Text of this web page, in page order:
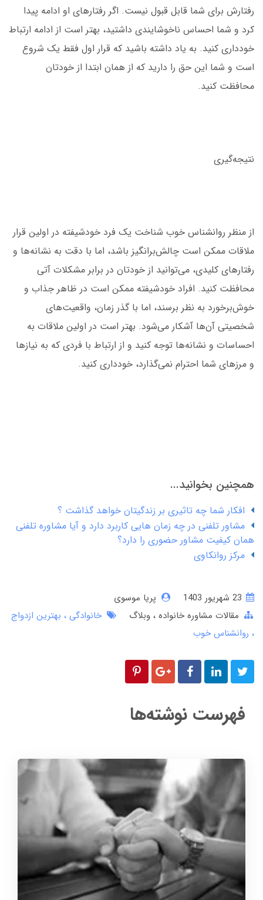
رفتارش برای شما قابل قبول نیست. اگر رفتارهای او ادامه پیدا
کرد و شما احساس ناخوشایندی داشتید، بهتر است از ادامه ارتباط
خودداری کنید. به یاد داشته باشید که قرار اول فقط یک شروع
است و شما این حق را دارید که از همان ابتدا از خودتان
محافظت کنید.
نتیجه‌گیری
از منظر روانشناس خوب شناخت یک فرد خودشیفته در اولین قرار
ملاقات ممکن است چالش‌برانگیز باشد، اما با دقت به نشانه‌ها و
رفتارهای کلیدی، می‌توانید از خودتان در برابر مشکلات آتی
محافظت کنید. افراد خودشیفته ممکن است در ظاهر جذاب و
خوش‌برخورد به نظر برسند، اما با گذر زمان، واقعیت‌های
شخصیتی آن‌ها آشکار می‌شود. بهتر است در اولین ملاقات به
احساسات و نشانه‌ها توجه کنید و از ارتباط با فردی که به نیازها
و مرزهای شما احترام نمی‌گذارد، خودداری کنید.
همچنین بخوانید...
افکار شما چه تاثیری بر زندگیتان خواهد گذاشت ؟
مشاور تلفنی در چه زمان هایی کاربرد دارد و آیا مشاوره تلفنی
همان کیفیت مشاور حضوری را دارد؟
مرکز روانکاوی
پریا موسوی
مقالات مشاوره خانواده وبلاگ خانوادگی
بهترین ازدواج
روانشناس خوب
فهرست نوشته‌ها